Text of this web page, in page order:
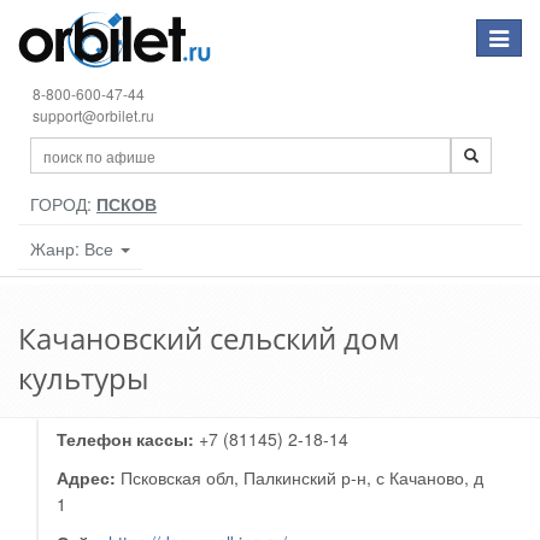
Toggle
8-800-600-47-44
support@orbilet.ru
ГОРОД: ПСКОВ
Жанр: Все
Качановский сельский дом
культуры
Телефон кассы: +7 (81145) 2-18-14
Адрес: Псковская обл, Палкинский р-н, с Качаново, д
1